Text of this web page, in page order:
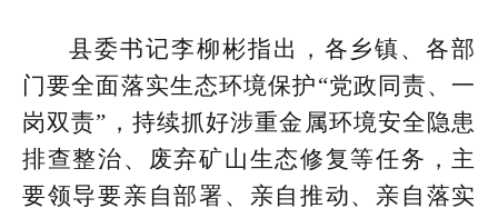
县委书记李柳彬指出，各乡镇、各部
门要全面落实生态环境保护“党政同责、一
岗双责”，持续抓好涉重金属环境安全隐患
排查整治、废弃矿山生态修复等任务，主
要领导要亲自部署、亲自推动、亲自落实